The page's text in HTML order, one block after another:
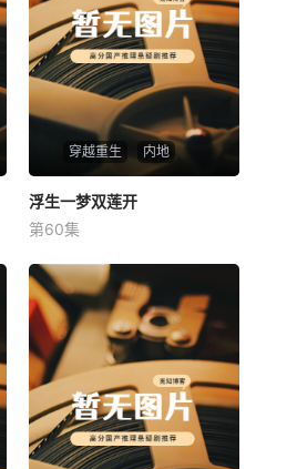
穿越重生 内地
浮生一梦双莲开
未知
浮生一梦双莲开
第60集